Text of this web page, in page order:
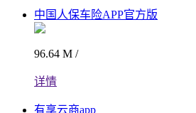
中国人保车险APP官方版
96.64 M /
详情
有享云商app